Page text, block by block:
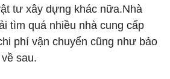
tư xây dựng khác nữa.Nhà
tìm quá nhiều nhà cung cấp
phí vận chuyển cũng như bảo
sau.